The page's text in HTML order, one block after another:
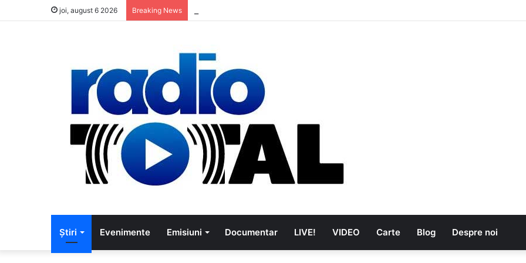
joi, august 6 2026 Breaking News
Știri Evenimente Emisiuni Documentar LIVE! VIDEO Carte Blog Despre noi